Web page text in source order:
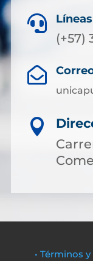

(+57)


• Términos